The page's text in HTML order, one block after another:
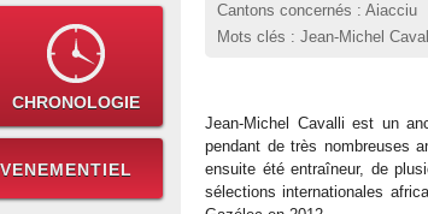
CHRONOLOGIE
Cantons concernés : Aiacciu
Mots clés : Jean-Michel
Jean-Michel Cavalli est un
pendant de très nombreuses
ensuite été entraîneur, de
sélections internationales